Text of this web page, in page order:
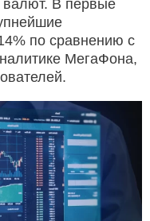
валют. В первые
по сравнению с
МегаФона,